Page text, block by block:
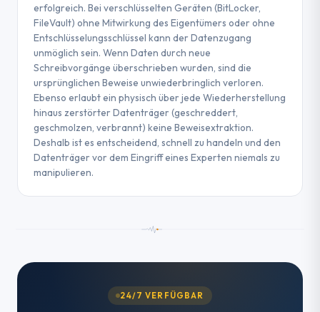
erfolgreich. Bei verschlüsselten Geräten (BitLocker,
FileVault) ohne Mitwirkung des Eigentümers oder ohne
Entschlüsselungsschlüssel kann der Datenzugang
unmöglich sein. Wenn Daten durch neue
Schreibvorgänge überschrieben wurden, sind die
ursprünglichen Beweise unwiederbringlich verloren.
Ebenso erlaubt ein physisch über jede Wiederherstellung
hinaus zerstörter Datenträger (geschreddert,
geschmolzen, verbrannt) keine Beweisextraktion.
Deshalb ist es entscheidend, schnell zu handeln und den
Datenträger vor dem Eingriff eines Experten niemals zu
manipulieren.
24/7 VERFÜGBAR